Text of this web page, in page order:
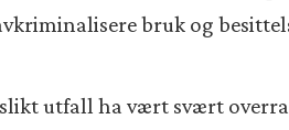
bruk og
utfall ha vært svært